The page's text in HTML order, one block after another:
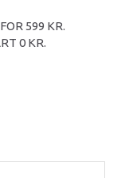
599 KR.
0 KR.